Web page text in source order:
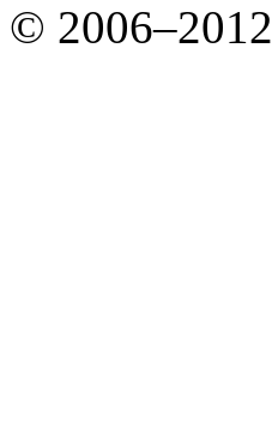
© 2006–2012